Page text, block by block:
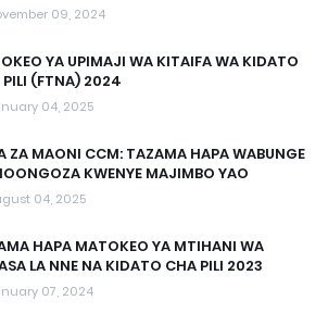
09, 2024
YA UPIMAJI WA KITAIFA WA KIDATO
PILI (FTNA) 2024
04, 2025
ZA MAONI CCM: TAZAMA HAPA WABUNGE
KWENYE MAJIMBO YAO
04, 2025
HAPA MATOKEO YA MTIHANI WA
LA NNE NA KIDATO CHA PILI 2023
07, 2024